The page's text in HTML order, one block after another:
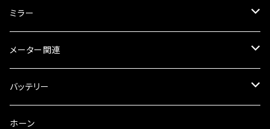
オイルクーラー
ラジエーター
フォークオイル
スリップオン
サイレンサー
ブレーキパット
ブレーキオイル
その他
ミラー
ミラー本体
ミラーアダプター
ミラーその他
メーター関連
スピードメーター
タコメーター
バッテリー
バッテリー充電器
ホーン